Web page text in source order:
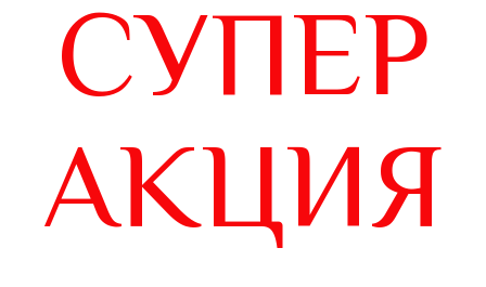
СУПЕР
АКЦИЯ